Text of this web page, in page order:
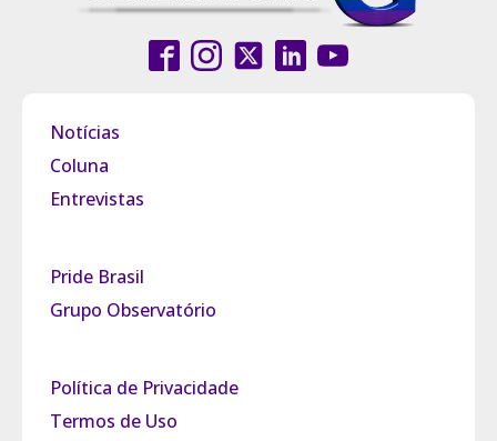
Notícias
Coluna
Entrevistas
Pride Brasil
Grupo Observatório
Política de Privacidade
Termos de Uso